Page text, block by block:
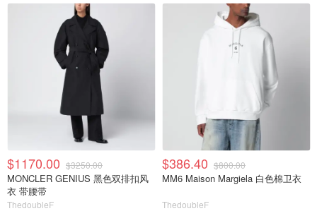
$1170.00 $3250.00
MONCLER GENIUS 黑色双排扣风
衣 带腰带
ThedoubleF
$386.40 $800.00
MM6 Maison Margiela 白色棉卫衣
ThedoubleF